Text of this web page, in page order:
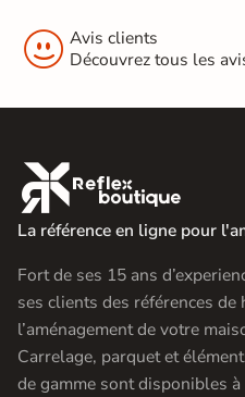
 Avis clients
Découvrez tous les

La référence en ligne pour
Fort de ses 15 ans
ses clients des références
l’aménagement de votre
Carrelage, parquet et
de gamme sont disponibles